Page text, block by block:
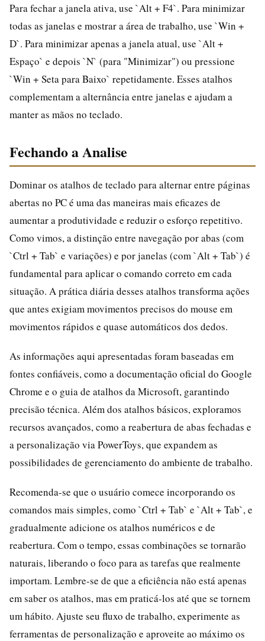
Para fechar a janela ativa, use `Alt + F4`. Para minimizar
todas as janelas e mostrar a área de trabalho, use `Win +
D`. Para minimizar apenas a janela atual, use `Alt +
Espaço` e depois `N` (para "Minimizar") ou pressione
`Win + Seta para Baixo` repetidamente. Esses atalhos
complementam a alternância entre janelas e ajudam a
manter as mãos no teclado.
Fechando a Analise
Dominar os atalhos de teclado para alternar entre páginas
abertas no PC é uma das maneiras mais eficazes de
aumentar a produtividade e reduzir o esforço repetitivo.
Como vimos, a distinção entre navegação por abas (com
`Ctrl + Tab` e variações) e por janelas (com `Alt + Tab`) é
fundamental para aplicar o comando correto em cada
situação. A prática diária desses atalhos transforma ações
que antes exigiam movimentos precisos do mouse em
movimentos rápidos e quase automáticos dos dedos.
As informações aqui apresentadas foram baseadas em
fontes confiáveis, como a documentação oficial do Google
Chrome e o guia de atalhos da Microsoft, garantindo
precisão técnica. Além dos atalhos básicos, exploramos
recursos avançados, como a reabertura de abas fechadas e
a personalização via PowerToys, que expandem as
possibilidades de gerenciamento do ambiente de trabalho.
Recomenda-se que o usuário comece incorporando os
comandos mais simples, como `Ctrl + Tab` e `Alt + Tab`, e
gradualmente adicione os atalhos numéricos e de
reabertura. Com o tempo, essas combinações se tornarão
naturais, liberando o foco para as tarefas que realmente
importam. Lembre-se de que a eficiência não está apenas
em saber os atalhos, mas em praticá-los até que se tornem
um hábito. Ajuste seu fluxo de trabalho, experimente as
ferramentas de personalização e aproveite ao máximo os